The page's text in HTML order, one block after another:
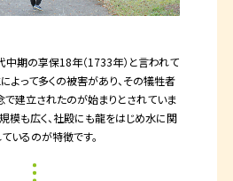
期の享保18年（1733年）と言われて
よって多くの被害があり、その犠牲者
建立されたのが始まりとされていま
模も広く、社殿にも龍をはじめ水に関
いるのが特徴です。